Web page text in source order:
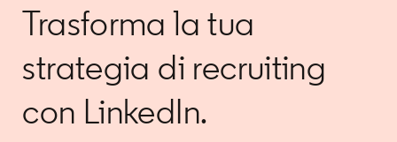
Trasforma la tua
strategia di recruiting
con LinkedIn.